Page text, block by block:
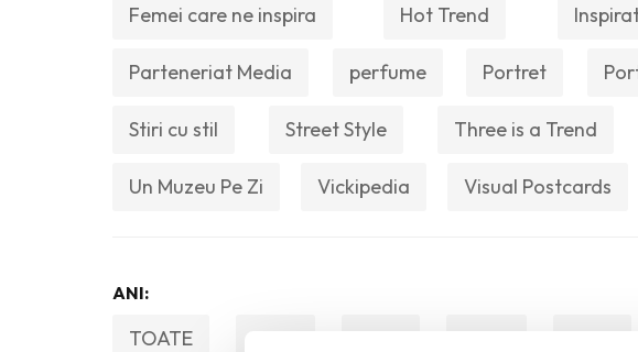
Femei care ne inspira Hot Trend
Parteneriat Media perfume Portret
Stiri cu stil Street Style Three is a Trend
Un Muzeu Pe Zi Vickipedia Visual Postcards
ANI:
TOATE